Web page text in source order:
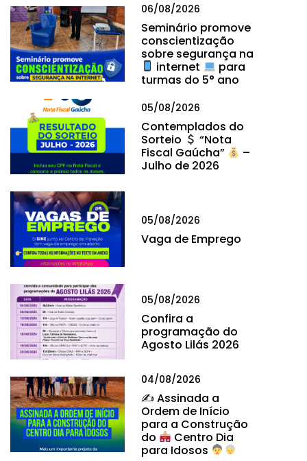
06/08/2026
Seminário promove
conscientização
sobre segurança na
internet
para
turmas do 5° ano
05/08/2026
Contemplados do
Sorteio
“Nota
Fiscal Gaúcha”
–
Julho de 2026
05/08/2026
Vaga de Emprego
05/08/2026
Confira a
programação do
Agosto Lilás 2026
04/08/2026
✍ Assinada a
Ordem de Início
para a Construção
do
Centro Dia
para Idosos